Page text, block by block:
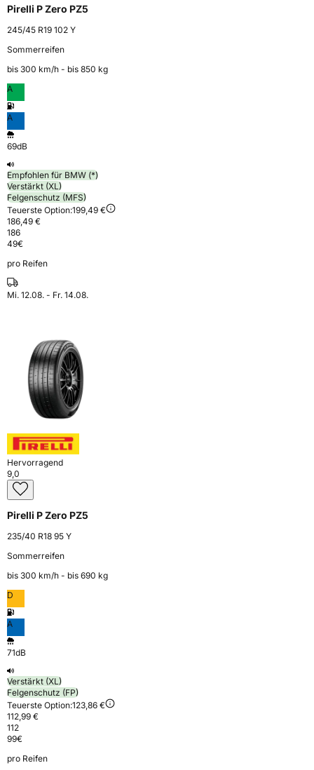
Pirelli P Zero PZ5
245/45 R19 102 Y
Sommerreifen
bis 300 km⁠/⁠h - bis 850 kg
A
A
69dB
Empfohlen für BMW (*)
Verstärkt (XL)
Felgenschutz (MFS)
Teuerste Option:199,49 €
186,49 €
186
49€
pro Reifen
Mi. 12.08. - Fr. 14.08.
Hervorragend
9,0
Pirelli P Zero PZ5
235/40 R18 95 Y
Sommerreifen
bis 300 km⁠/⁠h - bis 690 kg
D
A
71dB
Verstärkt (XL)
Felgenschutz (FP)
Teuerste Option:123,86 €
112,99 €
112
99€
pro Reifen